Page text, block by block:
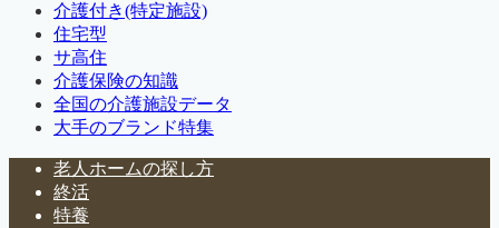
介護付き(特定施設)
住宅型
サ高住
介護保険の知識
全国の介護施設データ
大手のブランド特集
老人ホームの探し方
終活
特養